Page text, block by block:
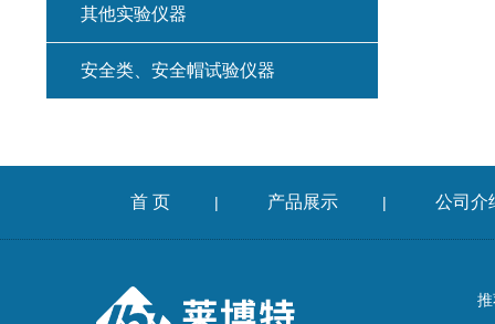
其他实验仪器
安全类、安全帽试验仪器
首 页 | 产品展示 | 公司介